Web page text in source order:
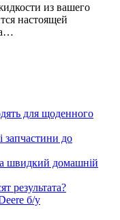
из вашего
настоящей
для щоденного
запчастини до
швидкий домашній
результата?
б/у